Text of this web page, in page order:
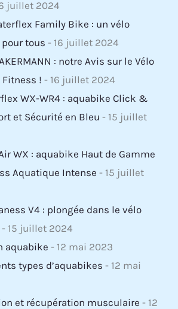
juillet 2024
Family Bike : un vélo
tous - 16 juillet 2024
: notre Avis sur le Vélo
! - 16 juillet 2024
WX-WR4 : aquabike Click &
et Sécurité en Bleu - 15 juillet
WX : aquabike Haut de Gamme
Aquatique Intense - 15 juillet
V4 : plongée dans le vélo
- 15 juillet 2024
aquabike - 12 mai 2023
types d’aquabikes - 12 mai
et récupération musculaire - 12